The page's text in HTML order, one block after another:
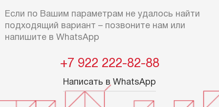
Если по Вашим параметрам не удалось найти
подходящий вариант – позвоните нам или
напишите в WhatsApp
+7 922 222-82-88
Написать в WhatsApp